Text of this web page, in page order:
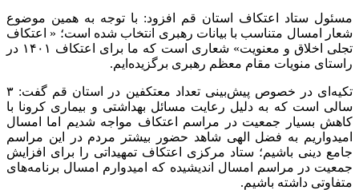
مسئول ستاد اعتکاف استان قم افزود: با توجه به همین موضوع
شعار امسال متناسب با بیانات رهبری انتخاب شده است؛ « اعتکاف
تجلی اخلاق و معنویت» شعاری است که ما برای اعتکاف ۱۴۰۱ در
راستای منویات مقام معظم رهبری برگزیده‌ایم.
تکیه‌ای در خصوص پیش‌بینی تعداد معتکفین در استان قم گفت: ۳
سالی است که به دلیل رعایت مسائل بهداشتی و بیماری کرونا با
کاهش بسیار جمعیت در مراسم اعتکاف مواجه شدیم اما امسال
امیدواریم به فضل الهی شاهد حضور بیشتر مردم در این مراسم
جامع دینی باشیم؛ ستاد مرکزی اعتکاف تمهیداتی را برای افزایش
جمعیت در مراسم امسال اندیشیده که امیدوارم امسال برنامه‌های
متفاوتی داشته باشیم.